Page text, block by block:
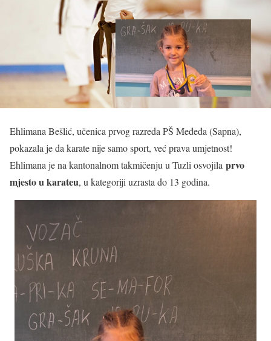
Ehlimana Bešlić, učenica prvog razreda PŠ Međeđa (Sapna),
pokazala je da karate nije samo sport, već prava umjetnost!
Ehlimana je na kantonalnom takmičenju u Tuzli osvojila prvo
mjesto u karateu, u kategoriji uzrasta do 13 godina.